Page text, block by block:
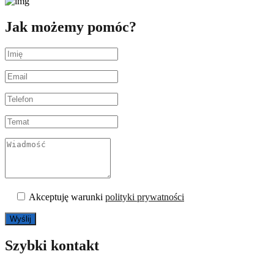
Jak możemy pomóc?
Akceptuję warunki polityki prywatności
Szybki kontakt